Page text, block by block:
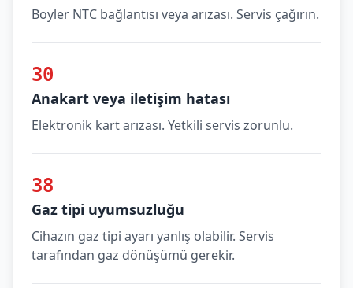
Boyler NTC bağlantısı veya arızası. Servis çağırın.
30
Anakart veya iletişim hatası
Elektronik kart arızası. Yetkili servis zorunlu.
38
Gaz tipi uyumsuzluğu
Cihazın gaz tipi ayarı yanlış olabilir. Servis
tarafından gaz dönüşümü gerekir.